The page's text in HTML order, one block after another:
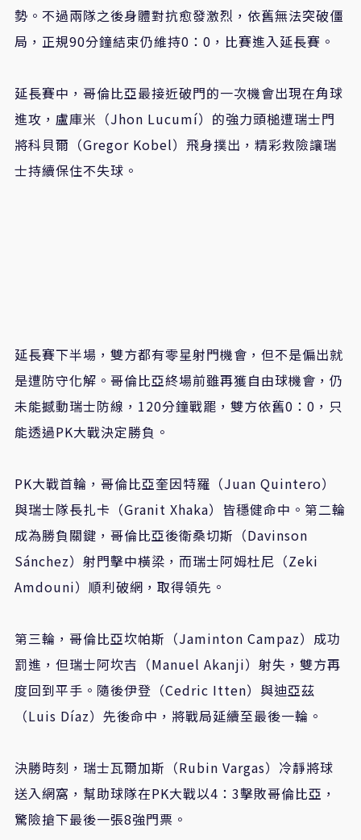
勢。不過兩隊之後身體對抗愈發激烈，依舊無法突破僵
局，正規90分鐘結束仍維持0：0，比賽進入延長賽。
延長賽中，哥倫比亞最接近破門的一次機會出現在角球
進攻，盧庫米（Jhon Lucumí）的強力頭槌遭瑞士門
將科貝爾（Gregor Kobel）飛身撲出，精彩救險讓瑞
士持續保住不失球。
延長賽下半場，雙方都有零星射門機會，但不是偏出就
是遭防守化解。哥倫比亞終場前雖再獲自由球機會，仍
未能撼動瑞士防線，120分鐘戰罷，雙方依舊0：0，只
能透過PK大戰決定勝負。
PK大戰首輪，哥倫比亞奎因特羅（Juan Quintero）
與瑞士隊長扎卡（Granit Xhaka）皆穩健命中。第二輪
成為勝負關鍵，哥倫比亞後衛桑切斯（Davinson
Sánchez）射門擊中橫梁，而瑞士阿姆杜尼（Zeki
Amdouni）順利破網，取得領先。
第三輪，哥倫比亞坎帕斯（Jaminton Campaz）成功
罰進，但瑞士阿坎吉（Manuel Akanji）射失，雙方再
度回到平手。隨後伊登（Cedric Itten）與迪亞茲
（Luis Díaz）先後命中，將戰局延續至最後一輪。
決勝時刻，瑞士瓦爾加斯（Rubin Vargas）冷靜將球
送入網窩，幫助球隊在PK大戰以4：3擊敗哥倫比亞，
驚險搶下最後一張8強門票。